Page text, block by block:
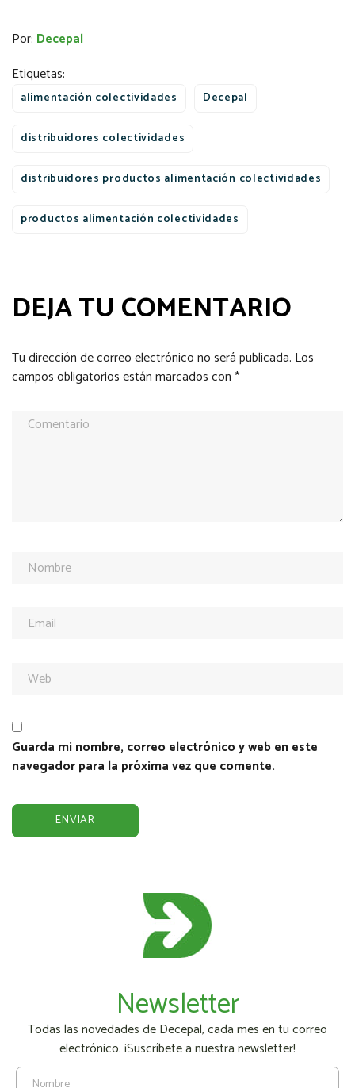
Por: Decepal
Etiquetas:
alimentación colectividades Decepal
distribuidores colectividades
distribuidores productos alimentación colectividades
productos alimentación colectividades
DEJA TU COMENTARIO
Tu dirección de correo electrónico no será publicada. Los
campos obligatorios están marcados con*
Guarda mi nombre, correo electrónico y web en este
navegador para la próxima vez que comente.
Newsletter
Todas las novedades de Decepal, cada mes en tu correo
electrónico. ¡Suscríbete a nuestra newsletter!